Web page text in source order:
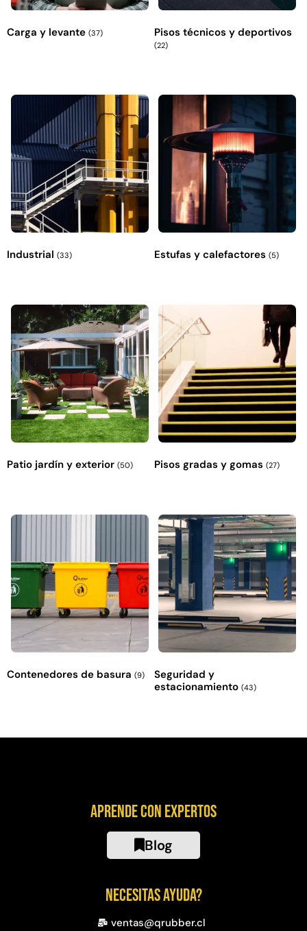
Carga y levante (37) Pisos técnicos y deportivos
(22)
Industrial (33) Estufas y calefactores (5)
Patio jardín y exterior (50) Pisos gradas y gomas (27)
Contenedores de basura (9)
Seguridad y
estacionamiento (43)
Aprende con expertos
Blog
Necesitas ayuda?
ventas@qrubber.cl